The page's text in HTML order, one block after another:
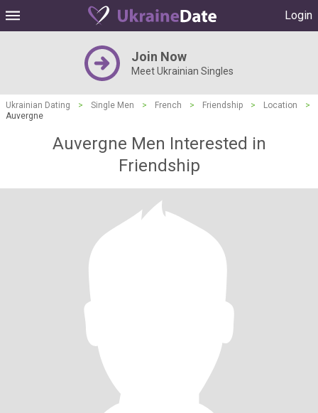
Login
Join Now
Meet Ukrainian Singles
Ukrainian Dating > Single Men > French > Friendship > Location
>
Auvergne
Auvergne Men Interested in
Friendship